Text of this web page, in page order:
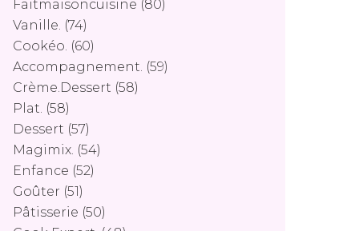
Faitmaisoncuisine (80)
Vanille. (74)
Cookéo. (60)
Accompagnement. (59)
Crème.dessert (58)
Plat. (58)
Dessert (57)
Magimix. (54)
Enfance (52)
Goûter (51)
Pâtisserie (50)